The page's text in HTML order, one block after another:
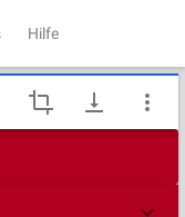
Hilfe